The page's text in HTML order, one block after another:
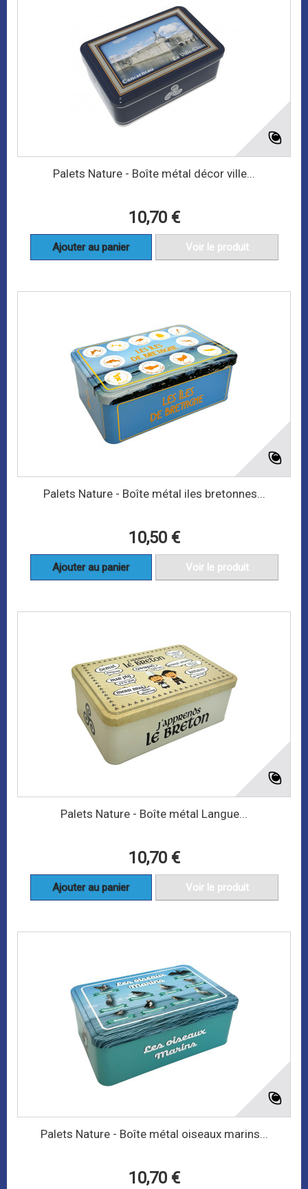
Palets Nature - Boîte métal décor ville...
10,70 €
Ajouter au panier Voir le produit
Palets Nature - Boîte métal iles bretonnes...
10,50 €
Ajouter au panier Voir le produit
Palets Nature - Boîte métal Langue...
10,70 €
Ajouter au panier Voir le produit
Palets Nature - Boîte métal oiseaux marins...
10,70 €